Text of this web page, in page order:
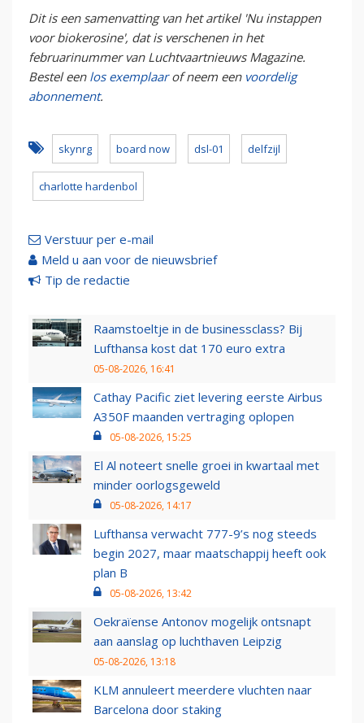
Dit is een samenvatting van het artikel 'Nu instappen
voor biokerosine', dat is verschenen in het
februarinummer van Luchtvaartnieuws Magazine.
Bestel een los exemplaarof neem een voordelig
abonnement.
skynrg board now dsl-01 delfzijl
charlotte hardenbol
Verstuur per e-mail
Meld u aan voor de nieuwsbrief
Tip de redactie
Raamstoeltje in de businessclass? Bij
Lufthansa kost dat 170 euro extra
05-08-2026, 16:41
Cathay Pacific ziet levering eerste Airbus
A350F maanden vertraging oplopen
05-08-2026, 15:25
El Al noteert snelle groei in kwartaal met
minder oorlogsgeweld
05-08-2026, 14:17
Lufthansa verwacht 777-9’s nog steeds
begin 2027, maar maatschappij heeft ook
plan B
05-08-2026, 13:42
Oekraïense Antonov mogelijk ontsnapt
aan aanslag op luchthaven Leipzig
05-08-2026, 13:18
KLM annuleert meerdere vluchten naar
Barcelona door staking